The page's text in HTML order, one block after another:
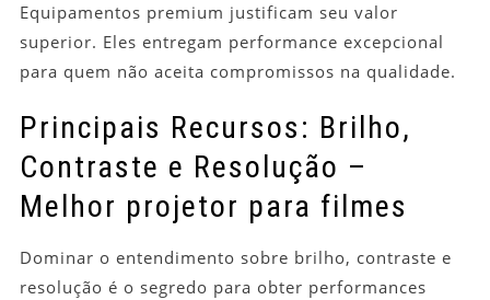
Equipamentos premium justificam seu valor
superior. Eles entregam performance excepcional
para quem não aceita compromissos na qualidade.
Principais Recursos: Brilho,
Contraste e Resolução –
Melhor projetor para filmes
Dominar o entendimento sobre brilho, contraste e
resolução é o segredo para obter performances